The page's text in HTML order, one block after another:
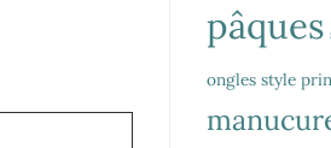
pâques
ongles style